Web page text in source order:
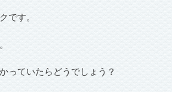
です。
っていたらどうでしょう？